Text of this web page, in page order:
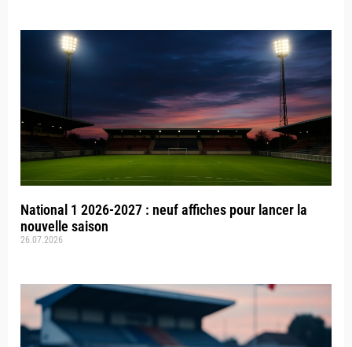
National 1 2026-2027 : neuf affiches pour lancer la
nouvelle saison
26.07.2026